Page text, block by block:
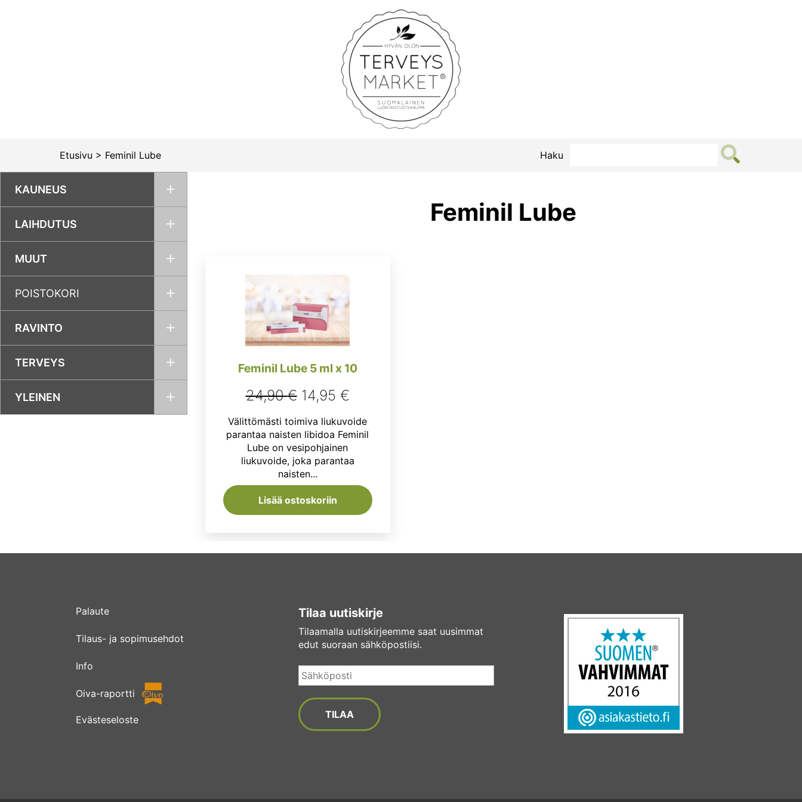
Terveysmarket
Etusivu > Feminil Lube Haku
KAUNEUS
LAIHDUTUS
MUUT
POISTOKORI
RAVINTO
TERVEYS
YLEINEN
Feminil Lube
Feminil Lube 5 ml x 10
24,90€ Alkuperäinen
hinta
oli:
24,90 €.
14,95 €Nykyinen
hinta
on:
Välittömästi toimiva liukuvoide
parantaa naisten libidoa Feminil
Lube on vesipohjainen
liukuvoide, joka parantaa
naisten...
Lisää ostoskoriin
Palaute
Tilaus- ja sopimusehdot
Info
Oiva-raportti
Evästeseloste
Tilaa uutiskirje
Tilaamalla uutiskirjeemme saat uusimmat
edut suoraan sähköpostiisi.
Sähköposti